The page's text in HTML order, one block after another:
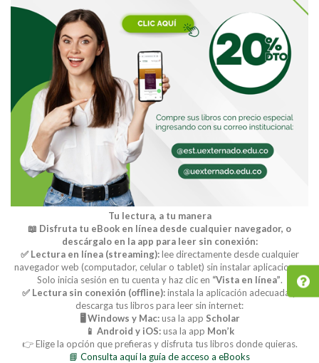
Tu lectura, a tu manera
📖 Disfruta tu eBook en línea desde cualquier navegador, o
descárgalo en la app para leer sin conexión:
✅ Lectura en línea (streaming):lee directamente desde cualquier
navegador web (computador, celular o tablet) sin instalar aplicaciones.
Solo inicia sesión en tu cuenta y haz clic en “Vista en línea”.
✅ Lectura sin conexión (offline):instala la aplicación adecuada y
descarga tus libros para leer sin internet:
🖥️ Windows y Mac:usa la app Scholar
📱 Android y iOS:usa la app Mon’k
👉 Elige la opción que prefieras y disfruta tus libros donde quieras.
📘 Consulta aquí la guía de acceso a eBooks